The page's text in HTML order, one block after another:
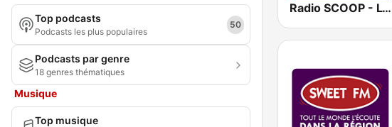
Top podcasts
Podcasts les plus populaires
50
Podcasts par genre
18 genres thématiques
Musique
Top musique
Radio SCOOP - Lyon